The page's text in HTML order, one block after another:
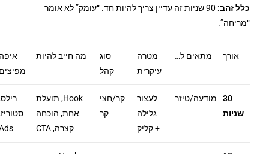
כלל זהב:
90 שניות זה עדיין צריך להיות חד. “עומק” לא אומר
“מריחה”.
אורך מתאים ל…
מטרה
עיקרית
סוג
קהל
מה חייב להיות
30
שניות
מודעה/טיזר
לעצור
גלילה
+ קליק
קר/חצי
קר
Hook, תועלת
אחת, הוכחה
קצרה, CTA